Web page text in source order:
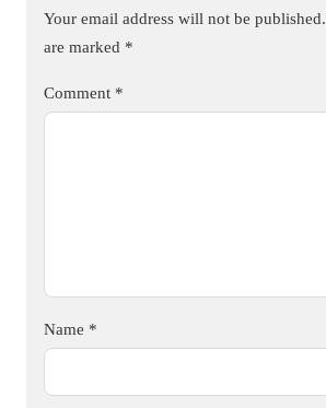
Your email address will not be published.
are marked *
Comment *
Name *